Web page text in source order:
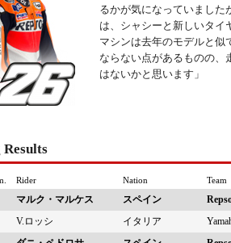
るかが気になっていました
は、シャシーと新しいタイ
マシンは去年のモデルと似
ならない点があるものの、
はないかと思います」
Results
Rider Nation Team
マルク・マルケス スペイン
V.ロッシ イタリア